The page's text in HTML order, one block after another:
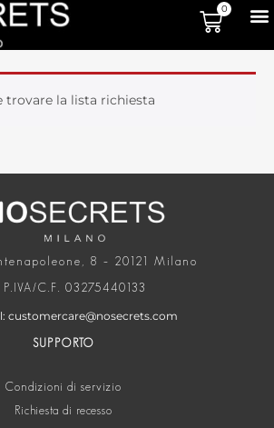
0
trovare la lista richiesta
8 – 20121 Milano
P.IVA/C.F. 03275440133
customercare@nosecrets.com
SUPPORTO
Condizioni di servizio
Richiesta di recesso